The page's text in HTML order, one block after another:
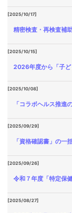
[2025/10/17]
精密検査・再検査補
[2025/10/15]
2026年度から「子ど
[2025/10/08]
「コラボヘルス推進
[2025/09/29]
「資格確認書」の一
[2025/09/26]
令和７年度「特定保
[2025/08/27]